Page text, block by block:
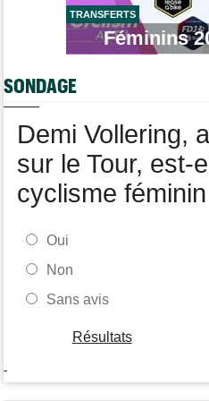
Lotto-Intermarché a fait passer
Transfert
Joe Blackmore devrait signer
Tour d'Espagne
TRANSFERTS
Féminins
SONDAGE
Demi Vollering,
sur le Tour, est-
cyclisme
Oui
Non
Sans avis
Résultats
-